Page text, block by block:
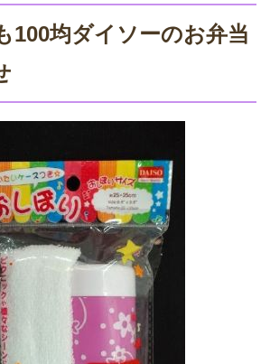
100均ダイソーのお弁当